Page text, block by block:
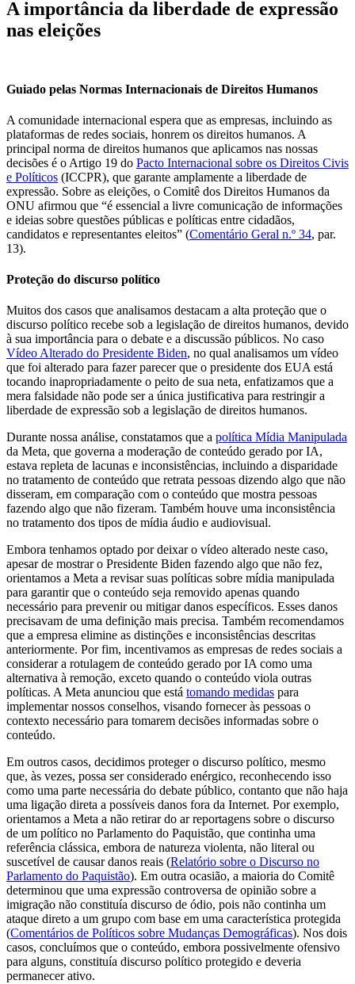
A importância da liberdade de expressão
nas eleições
Guiado pelas Normas Internacionais de Direitos Humanos
A comunidade internacional espera que as empresas, incluindo as
plataformas de redes sociais, honrem os direitos humanos. A
principal norma de direitos humanos que aplicamos nas nossas
decisões é o Artigo 19 do Pacto Internacional sobre os Direitos Civis
e Políticos (ICCPR), que garante amplamente a liberdade de
expressão. Sobre as eleições, o Comitê dos Direitos Humanos da
ONU afirmou que “é essencial a livre comunicação de informações
e ideias sobre questões públicas e políticas entre cidadãos,
candidatos e representantes eleitos” (Comentário Geral n.º 34, par.
13).
Proteção do discurso político
Muitos dos casos que analisamos destacam a alta proteção que o
discurso político recebe sob a legislação de direitos humanos, devido
à sua importância para o debate e a discussão públicos. No caso
Vídeo Alterado do Presidente Biden, no qual analisamos um vídeo
que foi alterado para fazer parecer que o presidente dos EUA está
tocando inapropriadamente o peito de sua neta, enfatizamos que a
mera falsidade não pode ser a única justificativa para restringir a
liberdade de expressão sob a legislação de direitos humanos.
Durante nossa análise, constatamos que a política Mídia Manipulada
da Meta, que governa a moderação de conteúdo gerado por IA,
estava repleta de lacunas e inconsistências, incluindo a disparidade
no tratamento de conteúdo que retrata pessoas dizendo algo que não
disseram, em comparação com o conteúdo que mostra pessoas
fazendo algo que não fizeram. Também houve uma inconsistência
no tratamento dos tipos de mídia áudio e audiovisual.
Embora tenhamos optado por deixar o vídeo alterado neste caso,
apesar de mostrar o Presidente Biden fazendo algo que não fez,
orientamos a Meta a revisar suas políticas sobre mídia manipulada
para garantir que o conteúdo seja removido apenas quando
necessário para prevenir ou mitigar danos específicos. Esses danos
precisavam de uma definição mais precisa. Também recomendamos
que a empresa elimine as distinções e inconsistências descritas
anteriormente. Por fim, incentivamos as empresas de redes sociais a
considerar a rotulagem de conteúdo gerado por IA como uma
alternativa à remoção, exceto quando o conteúdo viola outras
políticas. A Meta anunciou que está tomando medidas para
implementar nossos conselhos, visando fornecer às pessoas o
contexto necessário para tomarem decisões informadas sobre o
conteúdo.
Em outros casos, decidimos proteger o discurso político, mesmo
que, às vezes, possa ser considerado enérgico, reconhecendo isso
como uma parte necessária do debate público, contanto que não haja
uma ligação direta a possíveis danos fora da Internet. Por exemplo,
orientamos a Meta a não retirar do ar reportagens sobre o discurso
de um político no Parlamento do Paquistão, que continha uma
referência clássica, embora de natureza violenta, não literal ou
suscetível de causar danos reais (Relatório sobre o Discurso no
Parlamento do Paquistão). Em outra ocasião, a maioria do Comitê
determinou que uma expressão controversa de opinião sobre a
imigração não constituía discurso de ódio, pois não continha um
ataque direto a um grupo com base em uma característica protegida
(Comentários de Políticos sobre Mudanças Demográficas). Nos dois
casos, concluímos que o conteúdo, embora possivelmente ofensivo
para alguns, constituía discurso político protegido e deveria
permanecer ativo.